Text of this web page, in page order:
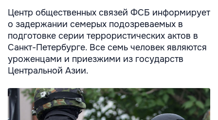
Центр общественных связей ФСБ информирует
о задержании семерых подозреваемых в
подготовке серии террористических актов в
Санкт-Петербурге. Все семь человек являются
уроженцами и приезжими из государств
Центральной Азии.